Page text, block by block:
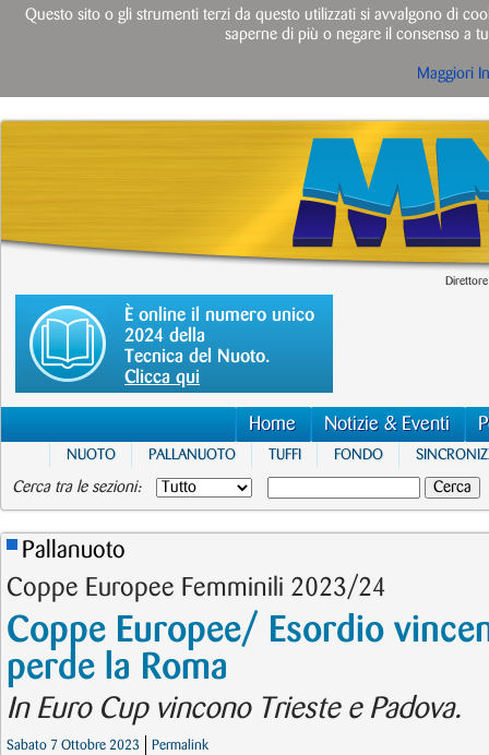
È online il numero unico
2024 della
Tecnica del Nuoto.
Clicca qui
Home Notizie & Eventi
NUOTO PALLANUOTO TUFFI FONDO
Cerca tra le sezioni:
Pallanuoto
Coppe Europee Femminili 2023/24
Coppe Europee/ Esordio
perde la Roma
In Euro Cup vincono Trieste e Padova.
Sabato 7 Ottobre 2023 Permalink
Questo sito o gli strumenti terzi da questo utilizzati si avvalgono di
saperne di più o negare il consenso a
Maggiori